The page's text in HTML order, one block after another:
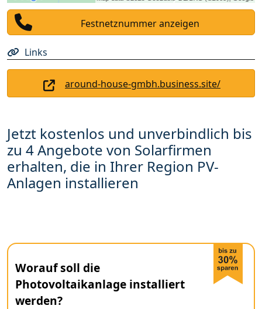
Festnetznummer anzeigen
Links
around-house-gmbh.business.site/
Jetzt kostenlos und unverbindlich bis
zu 4 Angebote von Solarfirmen
erhalten, die in Ihrer Region PV-
Anlagen installieren
Worauf soll die
Photovoltaikanlage installiert
werden?